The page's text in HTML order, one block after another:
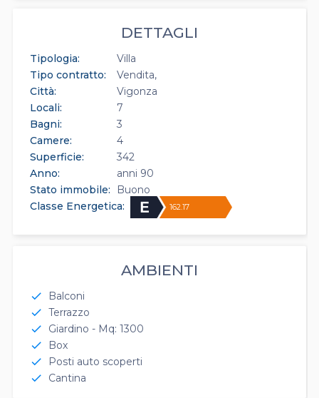
DETTAGLI
Tipologia:
Villa
Tipo contratto:
Vendita
Città:
Vigonza
Locali:
7
Bagni:
3
Camere:
4
Superficie:
342
Anno:
anni 90
Stato immobile:
Buono
Classe Energetica:
162.17
AMBIENTI
check
Balconi
check Terrazzo
check
Giardino - Mq: 1300
check
Box
check
Posti auto scoperti
check
Cantina